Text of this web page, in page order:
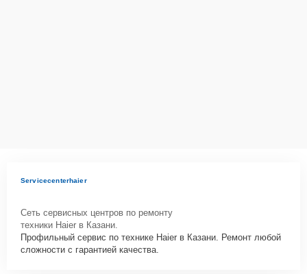
Servicecenterhaier
Сеть сервисных центров по ремонту
техники Haier в Казани.
Профильный сервис по технике Haier в Казани. Ремонт любой
сложности с гарантией качества.